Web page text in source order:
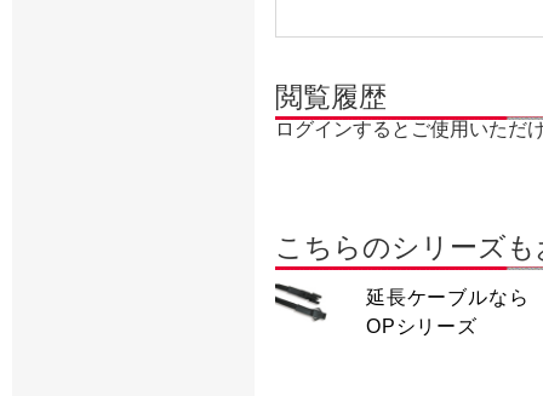
閲覧履歴
ログインするとご使用いただ
こちらのシリーズ
延長ケーブルなら
OPシリーズ